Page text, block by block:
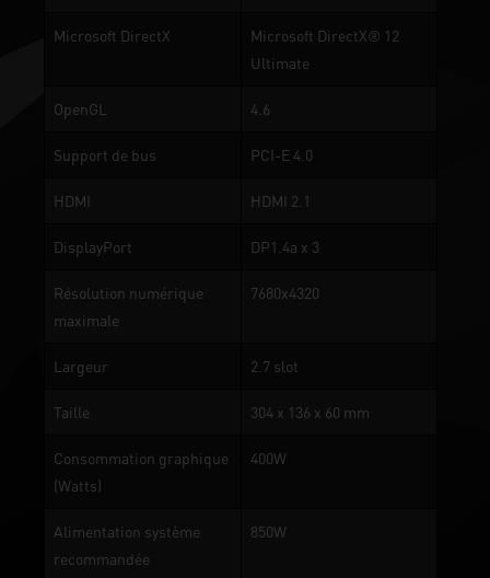
Microsoft DirectX
Microsoft DirectX® 12
Ultimate
OpenGL 4.6
Support de bus PCI-E 4.0
HDMI HDMI 2.1
DisplayPort DP1.4a x 3
Résolution numérique
maximale
7680x4320
Largeur 2.7 slot
Taille 304 x 136 x 60 mm
Consommation graphique
(Watts)
400W
Alimentation système
recommandée
850W